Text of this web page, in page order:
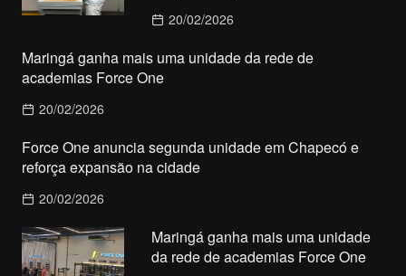
20/02/2026
Maringá ganha mais uma unidade da rede de
academias Force One
20/02/2026
Force One anuncia segunda unidade em Chapecó e
reforça expansão na cidade
20/02/2026
Maringá ganha mais uma unidade
da rede de academias Force One